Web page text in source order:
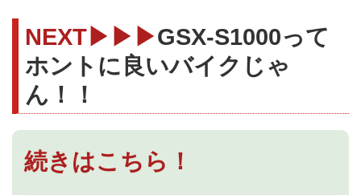
NEXT▶▶▶GSX-S1000って
ホントに良いバイクじゃ
ん！！
続きはこちら！